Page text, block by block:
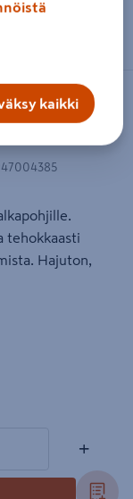
tehokkaasti
Hajuton,
+
kaikki